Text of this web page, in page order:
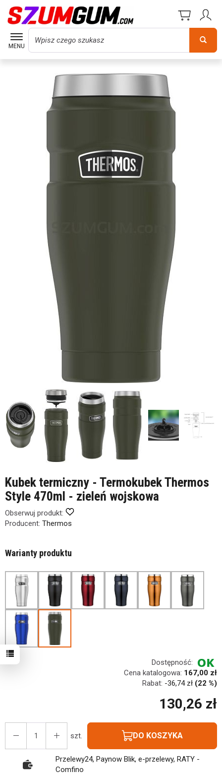
MENU
Wyszukaj
Kubek termiczny - Termokubek Thermos
Style 470ml - zieleń wojskowa
Obserwuj produkt:
Producent: Thermos
Warianty produktu
Dostępność:
Cena katalogowa: 167,00 zł
Rabat: -36,74 zł (22 %)
130,26 zł
szt. DO KOSZYKA
Przelewy24, Paynow Blik, e-przelewy, RATY -
Comfino